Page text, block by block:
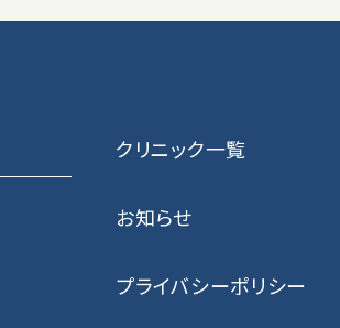
クリニック一覧
お知らせ
プライバシーポリシー